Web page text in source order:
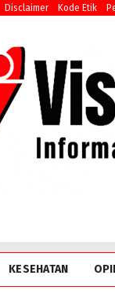
Disclaimer Kode Etik
KESEHATAN